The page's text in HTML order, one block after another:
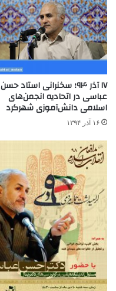
۱۷ آذر ۹۴؛ سخنرانی استاد حسن
عباسی در اتحادیه انجمن‌های
اسلامی دانش‌آموزی شهرکرد
۱۶ آذر ۱۳۹۴